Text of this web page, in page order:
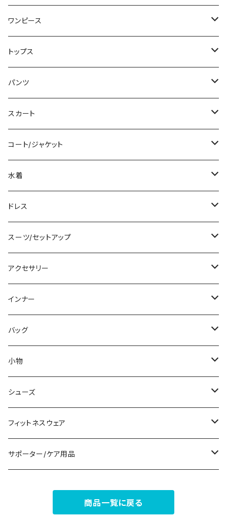
ワンピース
ミニ/ショート
ミディアム/ミモレ
ロング/マキシ
袖付き
ノースリーブ
その他
チュニック
トップス
Tシャツ/カットソー
タンクトップ/キャミソール
シャツ/ブラウス
ベアトップ/チューブトップ
カーディガン/ボレロ
ニット/セーター
パーカー
スウェット/トレーナー
その他
パンツ
ショート丈
クロップド丈
ロング丈
デニム
レギンス
その他
オールインワン
スカート
ミニ/ショート
ミディアム/ミモレ
ロング
その他
コート/ジャケット
コート
ジャケット
その他
水着
タンキニ
バンドゥビキニ
ワンピース
ラッシュガード
その他
ドレス
ミニ/ショート
ミディアム/ミモレ
ロング/マキシ
袖付き
ノースリーブ
パンツドレス
ナイトドレス
その他
スーツ/セットアップ
パンツスーツ
スカートスーツ
その他
アクセサリー
ネックレス
ブレスレット
ピアス
コサージュ
リング
その他
インナー
ブラ/ブラトップ/ベアトップ
ショーツ
タンクトップ/キャミソール
半袖/5分
7分/長袖
ペチコート/ペチパンツ
バッグ
サブバッグ
クラッチバッグ
トートバッグ
ショルダーバッグ
カジュアルバッグ
小物
マフラー/スカーフ/ストール
財布
アクセサリーケース
シューズ
スニーカー
ブーツ
フィットネスウェア
セット販売
サポーター/ケア用品
商品一覧に戻る